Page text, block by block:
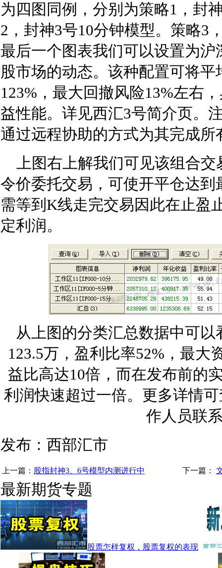
为四图同例，分别为策略1，封
2，封神3号10分钟模型。策略3
最后一个图表我们可以设置为沪
股市场的动态。该种配置可将
123%，最大回撤风险13%左右
益性能。详见西汇3号简介页。
通过远程协助的方式为其完成所
上图右上解我们可见该组合交
令价委托交易，可使开平仓达
需等到K线走完交易因此在止盈
定利润。
从上图的分类汇总数据中可
123.5万，盈利比率52%，最大
益比高达10倍，而在发布前的
利润快速超过一倍。更多详情
作人员联
发布：西部汇市
上一篇： 股指封神3、6号模型内测进行中 下一篇：
最新期货专题
股票怎样复权，股票复权的表现